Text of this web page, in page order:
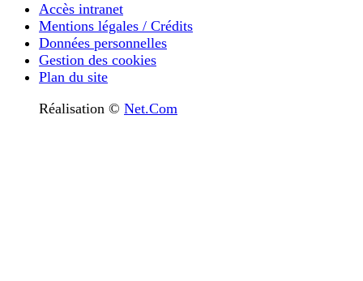
Accès intranet
Mentions légales / Crédits
Données personnelles
Gestion des cookies
Plan du site
Réalisation © Net.Com